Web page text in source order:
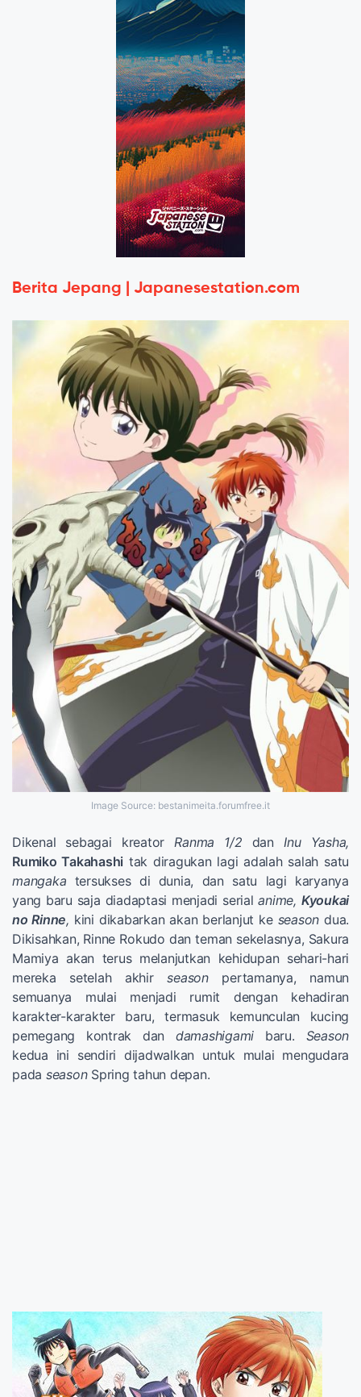
Berita Jepang | Japanesestation.com
Image Source: bestanimeita.forumfree.it
Dikenal sebagai kreatorRanma 1/2 danInu Yasha,
Rumiko Takahashi tak diragukan lagi adalah salah satu
mangaka tersukses di dunia, dan satu lagi karyanya
yang baru saja diadaptasi menjadi serialanime, Kyoukai
no Rinne, kini dikabarkan akan berlanjut ke season dua.
Dikisahkan, Rinne Rokudo dan teman sekelasnya, Sakura
Mamiya akan terus melanjutkan kehidupan sehari-hari
mereka setelah akhirseasonpertamanya, namun
semuanya mulai menjadi rumit dengan kehadiran
karakter-karakter baru, termasuk kemunculan kucing
pemegang kontrak dan damashigami baru. Season
kedua ini sendiri dijadwalkan untuk mulai mengudara
pada seasonSpring tahun depan.